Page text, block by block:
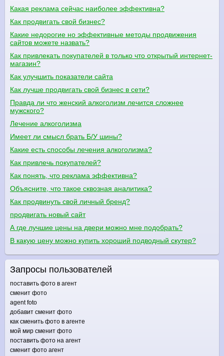
Какая реклама сейчас наиболее эффективна?
Как продвигать свой бизнес?
Какие недорогие но эффективные методы продвижения
сайтов можете назвать?
Как привлекать покупателей в только что открытый интернет-
магазин?
Как улучшить показатели сайта
Как лучше продвигать свой бизнес в сети?
Правда ли что женский алкоголизм лечится сложнее
мужского?
Лечение алкоголизма
Имеет ли смысл брать Б/У шины?
Какие есть способы лечения алкоголизма?
Как привлечь покупателей?
Как понять, что реклама эффективна?
Объясните, что такое сквозная аналитика?
Как продвинуть свой личный бренд?
продвигать новый сайт
А где лучшие цены на двери можно мне подобрать?
В какую цену можно купить хороший подводный скутер?
Запросы пользователей
поставить фото в агент
сменит фото
agent foto
добавит сменит фото
как сменить фото в агенте
мой мир сменит фото
поставить фото на агент
сменит фото агент